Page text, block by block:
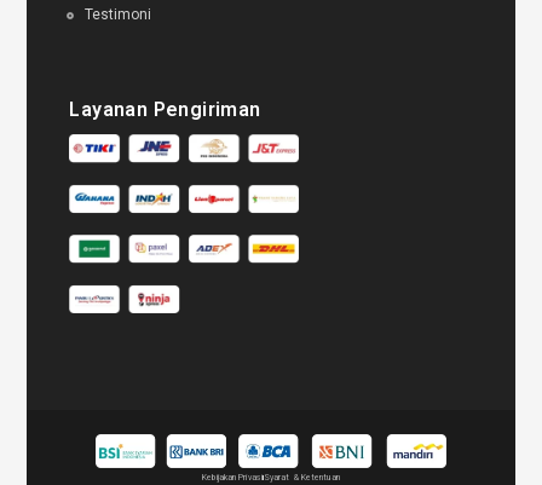
Testimoni
Layanan Pengiriman
Kebijakan PrivasiSyarat & Ketentuan